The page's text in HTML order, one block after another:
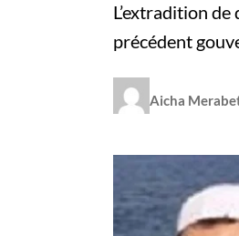
L’extradition
précédent
Aicha